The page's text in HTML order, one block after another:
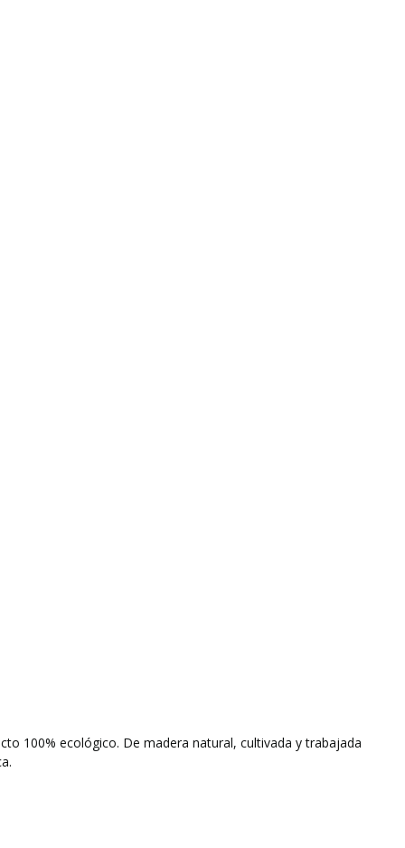
100% ecológico. De madera natural, cultivada y trabajada